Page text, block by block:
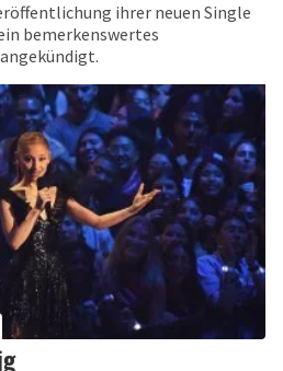
ihrer neuen Single
bemerkenswertes